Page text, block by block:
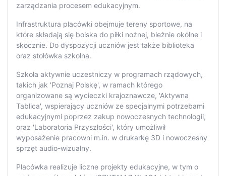
zarządzania procesem edukacyjnym.
Infrastruktura placówki obejmuje tereny sportowe, na
które składają się boiska do piłki nożnej, bieżnie okólne i
skocznie. Do dyspozycji uczniów jest także biblioteka
oraz stołówka szkolna.
Szkoła aktywnie uczestniczy w programach rządowych,
takich jak 'Poznaj Polskę', w ramach którego
organizowane są wycieczki krajoznawcze, 'Aktywna
Tablica', wspierający uczniów ze specjalnymi potrzebami
edukacyjnymi poprzez zakup nowoczesnych technologii,
oraz 'Laboratoria Przyszłości', który umożliwił
wyposażenie pracowni m.in. w drukarkę 3D i nowoczesny
sprzęt audio-wizualny.
Placówka realizuje liczne projekty edukacyjne, w tym o